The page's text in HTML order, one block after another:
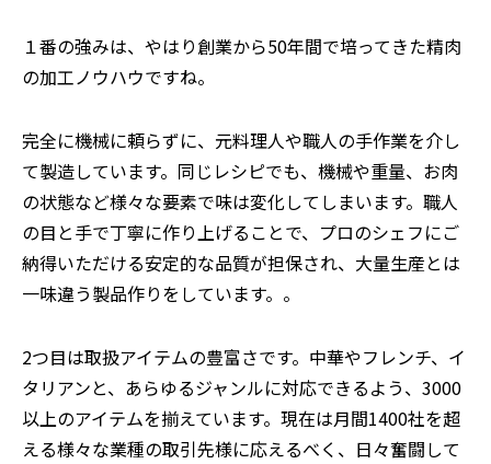
１番の強みは、やはり創業から50年間で培ってきた精肉
の加工ノウハウですね。
完全に機械に頼らずに、元料理人や職人の手作業を介し
て製造しています。同じレシピでも、機械や重量、お肉
の状態など様々な要素で味は変化してしまいます。職人
の目と手で丁寧に作り上げることで、プロのシェフにご
納得いただける安定的な品質が担保され、大量生産とは
一味違う製品作りをしています。。
2つ目は取扱アイテムの豊富さです。中華やフレンチ、イ
タリアンと、あらゆるジャンルに対応できるよう、3000
以上のアイテムを揃えています。現在は月間1400社を超
える様々な業種の取引先様に応えるべく、日々奮闘して